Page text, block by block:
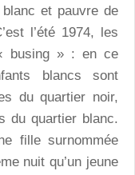
et pauvre de
l’été 1974, les
busing » : en ce
blancs sont
du quartier noir,
du quartier blanc.
fille surnommée
nuit qu’un jeune